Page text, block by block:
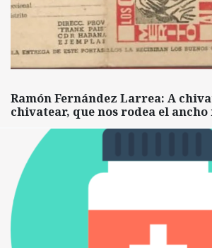
Ramón Fernández Larrea: A
chivatear, que nos rodea el